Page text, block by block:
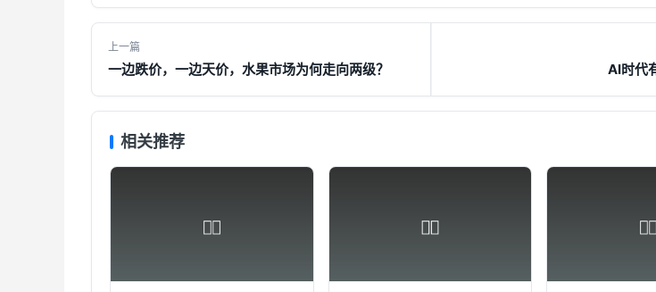
上一篇
一边跌价，一边天价，水果市场为何走向两级？ AI时代
相关推荐